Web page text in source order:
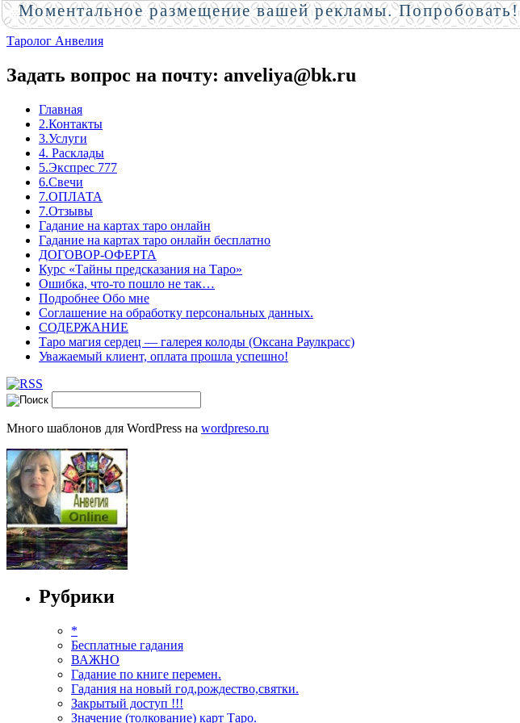
Таролог Анвелия
Задать вопрос на почту: anveliya@bk.ru
Главная
2.Контакты
3.Услуги
4. Расклады
5.Экспрес 777
6.Свечи
7.ОПЛАТА
7.Отзывы
Гадание на картах таро онлайн
Гадание на картах таро онлайн бесплатно
ДОГОВОР-ОФЕРТА
Курс «Тайны предсказания на Таро»
Ошибка, что-то пошло не так…
Подробнее Обо мне
Соглашение на обработку персональных данных.
СОДЕРЖАНИЕ
Таро магия сердец — галерея колоды (Оксана Раулкрасс)
Уважаемый клиент, оплата прошла успешно!
Много шаблонов для WordPress на wordpreso.ru
Рубрики
*
Бесплатные гадания
ВАЖНО
Гадание по книге перемен.
Гадания на новый год,рождество,святки.
Закрытый доступ !!!
Значение (толкование) карт Таро.
Моментальное размещение вашей рекламы. Попробовать!